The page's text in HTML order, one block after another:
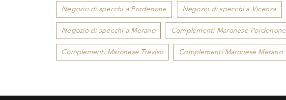
Negozio di specchi a Pordenone Negozio di specchi a Vicenza
Negozio di specchi a Merano Complementi Maronese Pordenone
Complementi Maronese Treviso Complementi Maronese Merano